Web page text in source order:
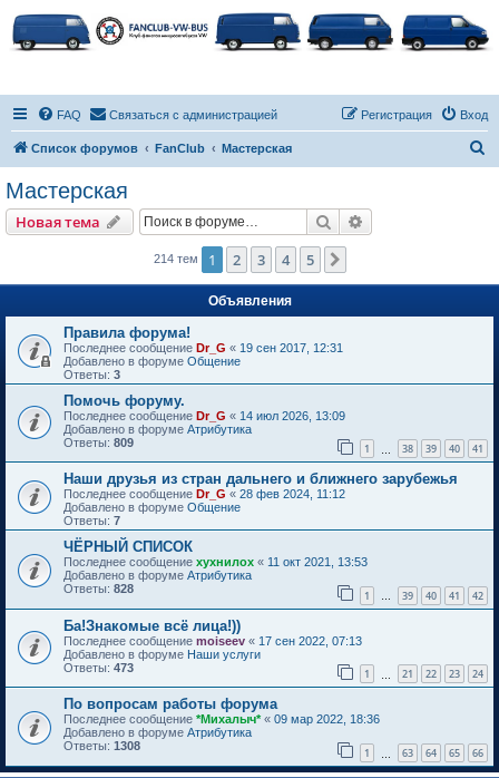
FAQ Связаться с администрацией Вход
Регистрация
Список форумов FanClub Мастерская
Мастерская
Новая тема Поиск
214 тем 1 2 3 4 5
Объявления
Правила форума!
Последнее сообщение Dr_G « 19 сен 2017, 12:31
Добавлено в форуме Общение
Ответы: 3
Помочь форуму.
Последнее сообщение Dr_G « 14 июл 2026, 13:09
Добавлено в форуме Атрибутика
Ответы: 809 1 38 39 40 41
Наши друзья из стран дальнего и ближнего зарубежья
Последнее сообщение Dr_G « 28 фев 2024, 11:12
Добавлено в форуме Общение
Ответы: 7
ЧЁРНЫЙ СПИСОК
Последнее сообщение хухнилох « 11 окт 2021, 13:53
Добавлено в форуме Атрибутика
Ответы: 828 1 … 39 40 41 42
Ба!Знакомые всё лица!))
Последнее сообщение moiseev « 17 сен 2022, 07:13
Добавлено в форуме Наши услуги
Ответы: 473 1 21 22 23 24
По вопросам работы форума
Последнее сообщение *Михалыч*« 09 мар 2022, 18:36
Добавлено в форуме Атрибутика
Ответы: 1308 1 63 64 65 66